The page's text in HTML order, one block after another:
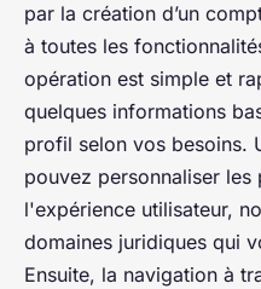
par la création d’un
à toutes les
opération est simple et
quelques informations
profil selon vos besoins.
pouvez personnaliser
l'expérience utilisateur,
domaines juridiques qui
Ensuite, la navigation à